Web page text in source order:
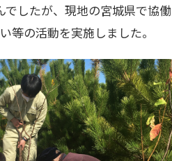
したが、現地の宮城県で協働
等の活動を実施しました。